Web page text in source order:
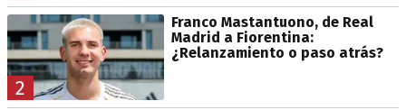
2
Franco Mastantuono, de Real
Madrid a Fiorentina:
¿Relanzamiento o paso atrás?